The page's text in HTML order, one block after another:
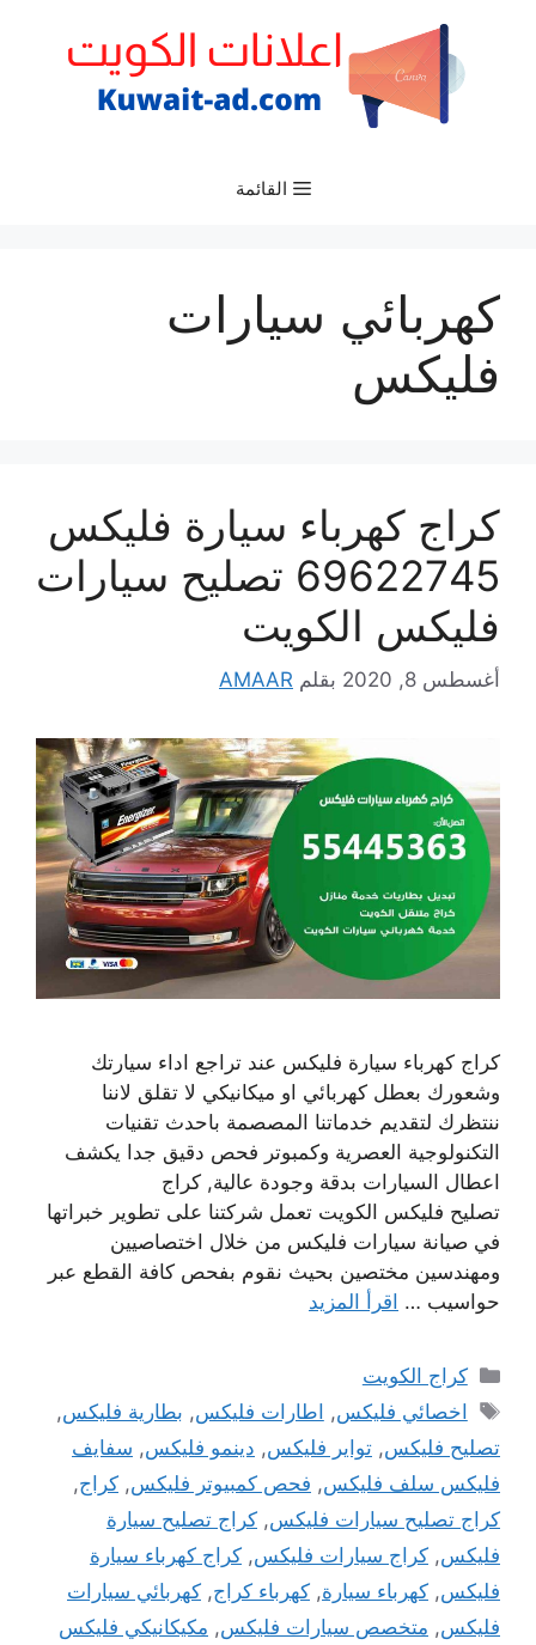
القائمة
كهربائي سيارات
فليكس
كراج كهرباء سيارة فليكس
69622745 تصليح سيارات
فليكس الكويت
أغسطس 8, 2020 بقلم AMAAR
كراج كهرباء سيارة فليكس عند تراجع اداء سيارتك
وشعورك بعطل كهربائي او ميكانيكي لا تقلق لاننا
ننتظرك لتقديم خدماتنا المصصمة باحدث تقنيات
التكنولوجية العصرية وكمبوتر فحص دقيق جدا يكشف
اعطال السيارات بدقة وجودة عالية, كراج
تصليح فليكس الكويت تعمل شركتنا على تطوير خبراتها
في صيانة سيارات فليكس من خلال اختصاصيين
ومهندسين مختصين بحيث نقوم بفحص كافة القطع عبر
حواسيب … اقرأ المزيد
التصنيفات
كراج الكويت
الوسوم
اخصائي فليكس, اطارات فليكس, بطارية فليكس,
تصليح فليكس, تواير فليكس, دينمو فليكس, سفايف
فليكس سلف فليكس, فحص كمبيوتر فليكس, كراج,
كراج تصليح سيارات فليكس, كراج تصليح سيارة
فليكس, كراج سيارات فليكس, كراج كهرباء سيارة
فليكس, كهرباء سيارة, كهرباء كراج, كهربائي سيارات
فليكس, متخصص سيارات فليكس, مكيكانيكي فليكس